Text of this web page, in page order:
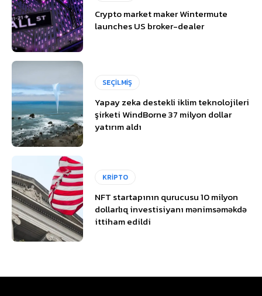
Crypto market maker Wintermute
launches US broker-dealer
SEÇİLMİŞ
Yapay zeka destekli iklim teknolojileri
şirketi WindBorne 37 milyon dollar
yatırım aldı
KRİPTO
NFT startapının qurucusu 10 milyon
dollarlıq investisiyanı mənimsəməkdə
ittiham edildi